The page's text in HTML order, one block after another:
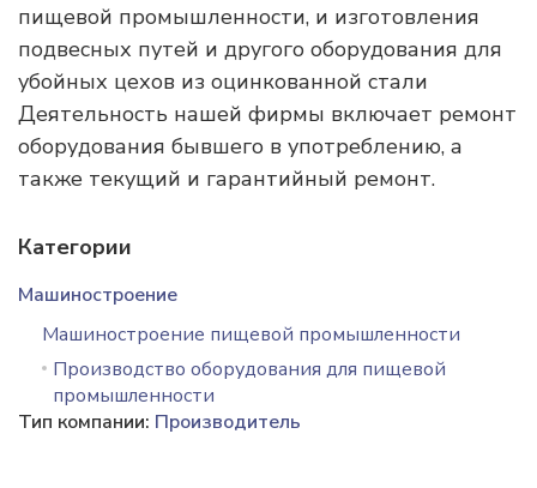
пищевой промышленности, и изготовления
подвесных путей и другого оборудования для
убойных цехов из оцинкованной стали
Деятельность нашей фирмы включает ремонт
оборудования бывшего в употреблению, а
также текущий и гарантийный ремонт.
Категории
Машиностроение
Машиностроение пищевой промышленности
Производство оборудования для пищевой
промышленности
Тип компании: Производитель